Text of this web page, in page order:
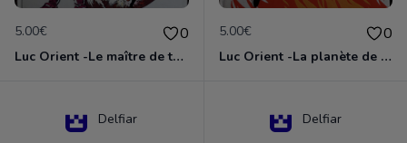
5.00€ 0
Luc Orient -Le maître de terango
5.00€ 0
Luc Orient -La planète de l'angoisse
Delfiar Delfiar